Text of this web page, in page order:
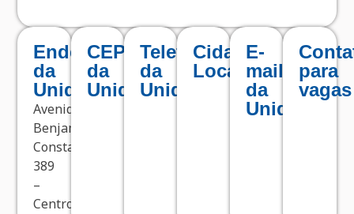
Endereço
da
Unidade
Avenida
Benjamin
Constant,
389
–
Centro
CEP
da
Unidade
Telefone
da
Unidade
Cidade
Localizada
E-
mail
da
Unidade
para
vagas